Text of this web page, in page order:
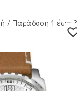
/ Παράδoση 1 έως 3